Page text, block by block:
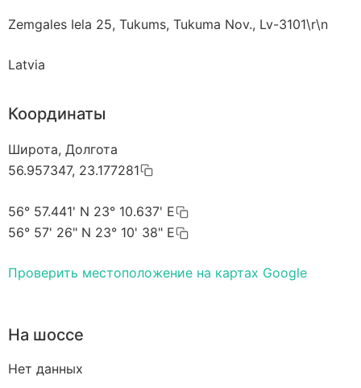
Zemgales Iela 25, Tukums, Tukuma Nov., Lv-3101\r\n
Latvia
Координаты
Широта, Долгота
56.957347, 23.177281
56° 57.441' N 23° 10.637' E
56° 57' 26" N 23° 10' 38" E
Проверить местоположение на картах Google
На шоссе
Нет данных